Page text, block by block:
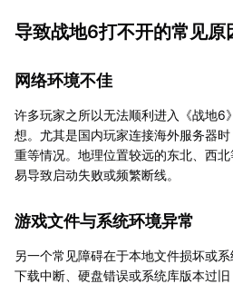
导致战地6打不开的常见原
网络环境不佳
许多玩家之所以无法顺利进入《战地6
想。尤其是国内玩家连接海外服务器
重等情况。地理位置较远的东北、西
易导致启动失败或频繁断线。
游戏文件与系统环境异常
另一个常见障碍在于本地文件损坏或系
下载中断、硬盘错误或系统库版本过